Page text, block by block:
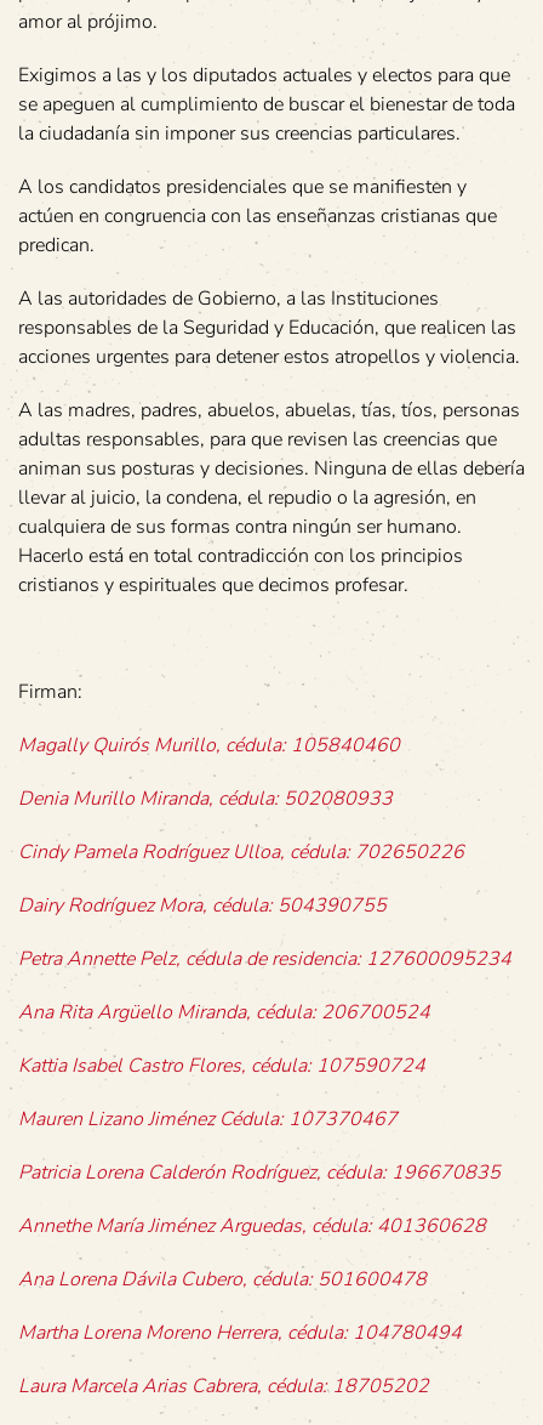
amor al prójimo.
Exigimos a las y los diputados actuales y electos para que
se apeguen al cumplimiento de buscar el bienestar de toda
la ciudadanía sin imponer sus creencias particulares.
A los candidatos presidenciales que se manifiesten y
actúen en congruencia con las enseñanzas cristianas que
predican.
A las autoridades de Gobierno, a las Instituciones
responsables de la Seguridad y Educación, que realicen las
acciones urgentes para detener estos atropellos y violencia.
A las madres, padres, abuelos, abuelas, tías, tíos, personas
adultas responsables, para que revisen las creencias que
animan sus posturas y decisiones. Ninguna de ellas debería
llevar al juicio, la condena, el repudio o la agresión, en
cualquiera de sus formas contra ningún ser humano.
Hacerlo está en total contradicción con los principios
cristianos y espirituales que decimos profesar.
Firman:
Magally Quirós Murillo, cédula: 105840460
Denia Murillo Miranda, cédula: 502080933
Cindy Pamela Rodríguez Ulloa, cédula: 702650226
Dairy Rodríguez Mora, cédula: 504390755
Petra Annette Pelz, cédula de residencia: 127600095234
Ana Rita Argüello Miranda, cédula: 206700524
Kattia Isabel Castro Flores, cédula: 107590724
Mauren Lizano Jiménez Cédula: 107370467
Patricia Lorena Calderón Rodríguez, cédula: 196670835
Annethe María Jiménez Arguedas, cédula: 401360628
Ana Lorena Dávila Cubero, cédula: 501600478
Martha Lorena Moreno Herrera, cédula: 104780494
Laura Marcela Arias Cabrera, cédula: 18705202